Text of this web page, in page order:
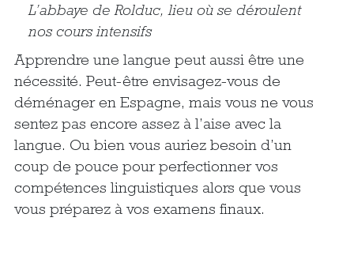
L’abbaye de Rolduc, lieu où se déroulent
nos cours intensifs
Apprendre une langue peut aussi être une
nécessité. Peut-être envisagez-vous de
déménager en Espagne, mais vous ne vous
sentez pas encore assez à l’aise avec la
langue. Ou bien vous auriez besoin d’un
coup de pouce pour perfectionner vos
compétences linguistiques alors que vous
vous préparez à vos examens finaux.